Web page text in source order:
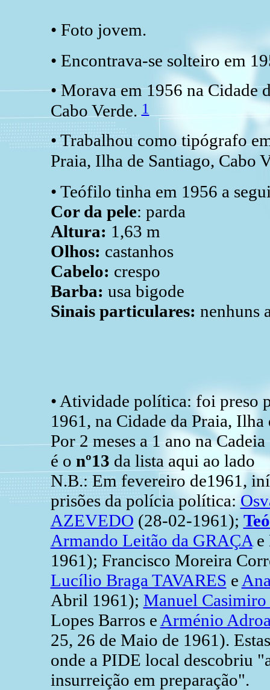
• Foto jovem.
• Encontrava-se solteiro em
• Morava em 1956 na Cidade
Cabo Verde.1
• Trabalhou como tipógrafo
Praia, Ilha de Santiago, Cabo
• Teófilo tinha em 1956 a
Cor da pele: parda
Altura: 1,63 m
Olhos: castanhos
Cabelo: crespo
Barba: usa bigode
Sinais particulares: nenhuns
• Atividade política: foi preso
1961, na Cidade da Praia,
Por 2 meses a 1 ano na
é o nº13 da lista aqui ao lado
N.B.: Em fevereiro de1961,
prisões da polícia política:
AZEVEDO (28-02-1961);
Armando Leitão da GRAÇAe
1961); Francisco Moreira
Lucílio Braga TAVARES e
Abril 1961); Manuel
Lopes Barros e Arménio
25, 26 de Maio de 1961).
onde a PIDE local descobriu
insurreição em preparação".